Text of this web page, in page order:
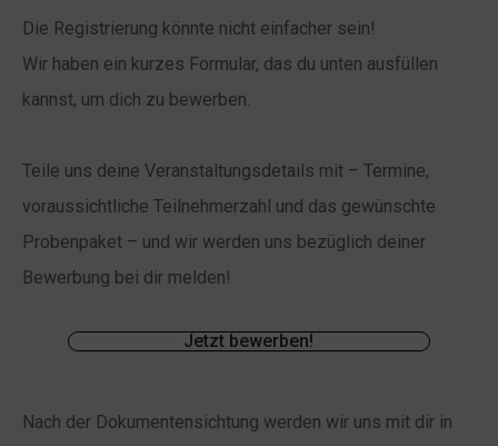
Die Registrierung könnte nicht einfacher sein!
Wir haben ein kurzes Formular, das du unten ausfüllen
kannst, um dich zu bewerben.
Teile uns deine Veranstaltungsdetails mit – Termine,
voraussichtliche Teilnehmerzahl und das gewünschte
Probenpaket – und wir werden uns bezüglich deiner
Bewerbung bei dir melden!
Jetzt bewerben!
Nach der Dokumentensichtung werden wir uns mit dir in